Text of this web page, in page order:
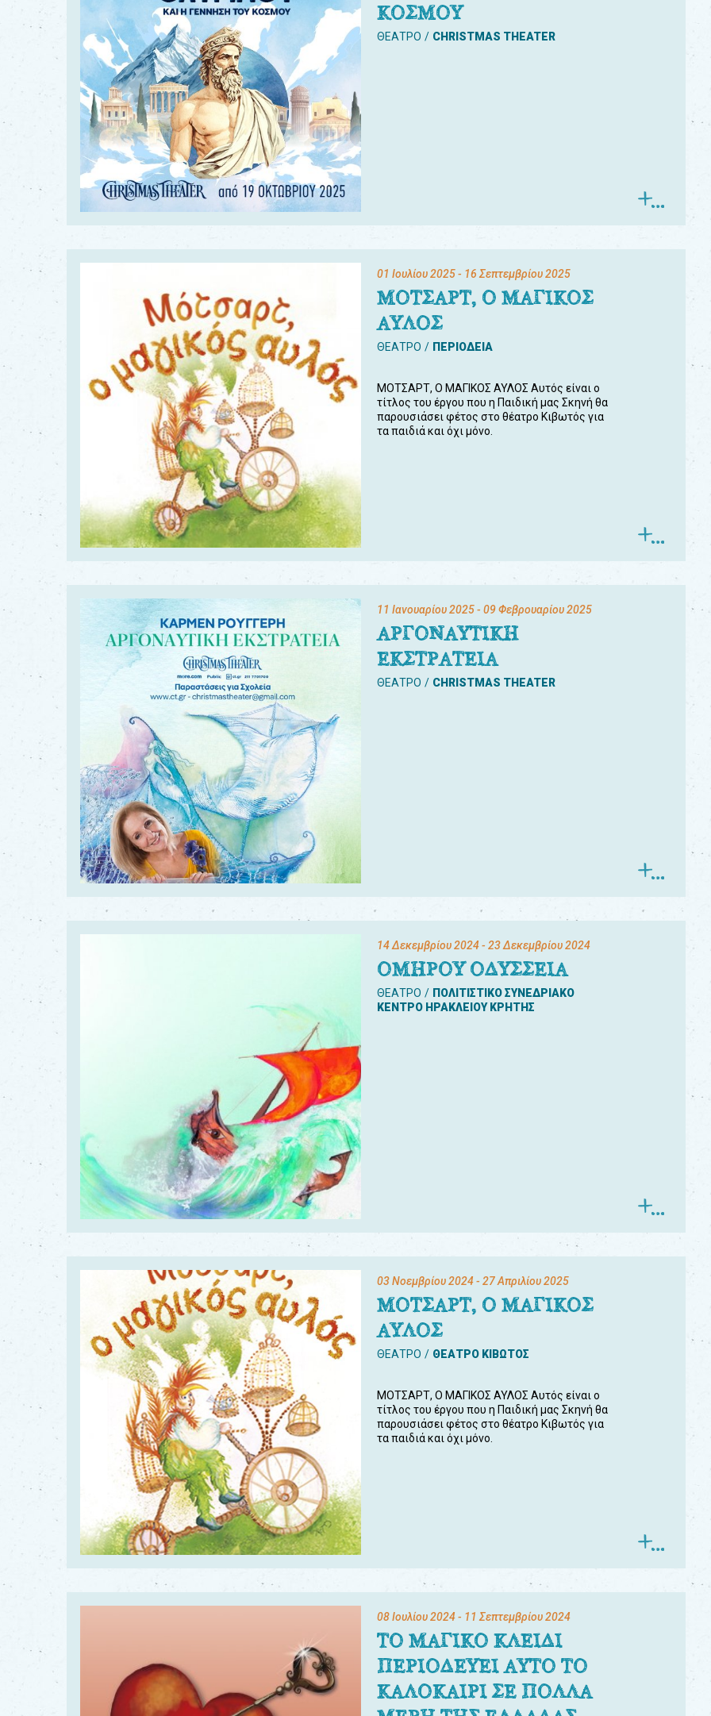
ΚΟΣΜΟΥ
ΘΕΑΤΡΟ CHRISTMAS THEATER
01 Ιουλίου 2025- 16 Σεπτεμβρίου 2025
ΜΟΤΣΑΡΤ, Ο ΜΑΓΙΚΟΣ
ΑΥΛΟΣ
ΘΕΑΤΡΟ ΠΕΡΙΟΔΕΙΑ
ΜΟΤΣΑΡΤ, Ο ΜΑΓΙΚΟΣ ΑΥΛΟΣ Αυτός είναι ο
τίτλος του έργου που η Παιδική μας Σκηνή θα
παρουσιάσει φέτος στο θέατρο Κιβωτός για
τα παιδιά και όχι μόνο.
11 Ιανουαρίου 2025- 09 Φεβρουαρίου 2025
ΑΡΓΟΝΑΥΤΙΚΗ
ΕΚΣΤΡΑΤΕΙΑ
ΘΕΑΤΡΟ CHRISTMAS THEATER
14 Δεκεμβρίου 2024- 23 Δεκεμβρίου 2024
ΟΜΗΡΟΥ ΟΔΥΣΣΕΙΑ
ΘΕΑΤΡΟ
ΠΟΛΙΤΙΣΤΙΚΟ ΣΥΝΕΔΡΙΑΚΟ
ΚΕΝΤΡΟ ΗΡΑΚΛΕΙΟΥ ΚΡΗΤΗΣ
03 Νοεμβρίου 2024- 27 Απριλίου 2025
ΜΟΤΣΑΡΤ, Ο ΜΑΓΙΚΟΣ
ΑΥΛΟΣ
ΘΕΑΤΡΟ ΘΕΑΤΡΟ ΚΙΒΩΤΟΣ
ΜΟΤΣΑΡΤ, Ο ΜΑΓΙΚΟΣ ΑΥΛΟΣ Αυτός είναι ο
τίτλος του έργου που η Παιδική μας Σκηνή θα
παρουσιάσει φέτος στο θέατρο Κιβωτός για
τα παιδιά και όχι μόνο.
08 Ιουλίου 2024- 11 Σεπτεμβρίου 2024
ΤΟ ΜΑΓΙΚΟ ΚΛΕΙΔΙ
ΠΕΡΙΟΔΕΥΕΙ ΑΥΤΟ ΤΟ
ΚΑΛΟΚΑΙΡΙ ΣΕ ΠΟΛΛΑ